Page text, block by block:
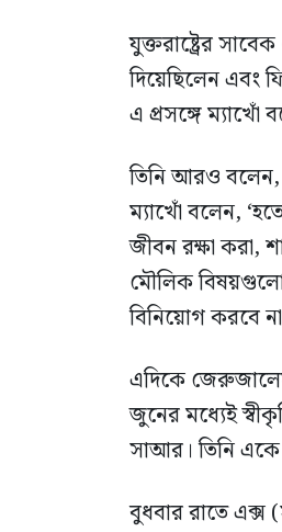
যুক্তরাষ্ট্রের
দিয়েছিলেন এবং
এ প্রসঙ্গে
তিনি আরও বলেন,
ম্যাখোঁ বলেন,
জীবন রক্ষা করা,
মৌলিক
বিনিয়োগ করবে
এদিকে জেরুজালেম
জুনের মধ্যেই
সাআর। তিনি একে
বুধবার রাতে